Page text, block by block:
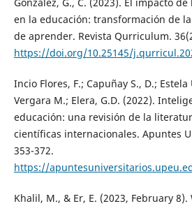
González, G., C. (2023). El impacto
en la educación: transformación de
de aprender. Revista Qurriculum.
https://doi.org/10.25145/
Incio Flores, F.; Capuñay S., D.; Estela
Vergara M.; Elera, G.D. (2022).
educación: una revisión de la
científicas internacionales. Apuntes
353-372.
https://
Khalil, M., & Er, E. (2023, February 8).